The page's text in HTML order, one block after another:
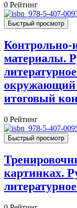
0 Рейтинг
Быстрый просмотр
Контрольно-
материалы.
итоговый
0 Рейтинг
Быстрый просмотр
картинках.